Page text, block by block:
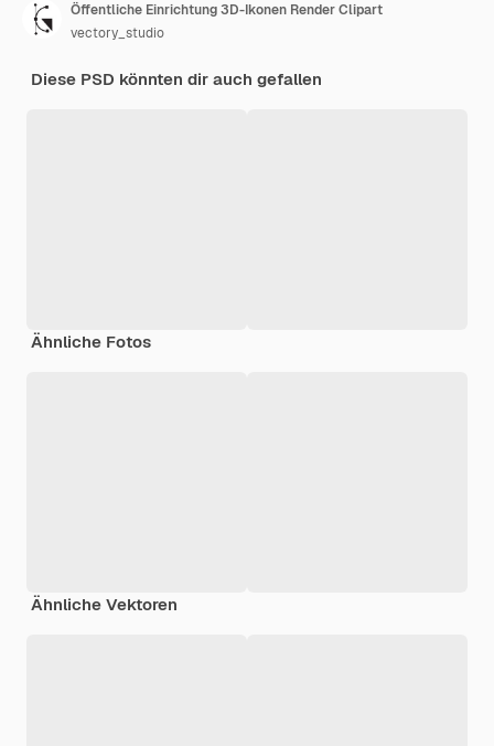
Öffentliche Einrichtung 3D-Ikonen Render Clipart
vectory_studio
Diese PSD könnten dir auch gefallen
Ähnliche Fotos
Ähnliche Vektoren